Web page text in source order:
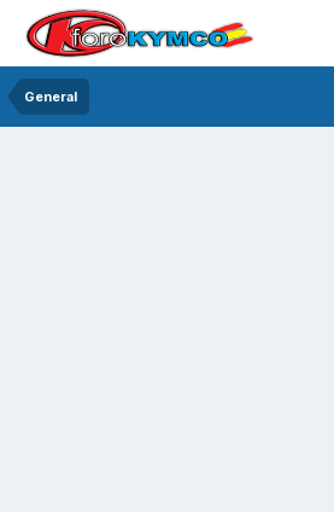
General